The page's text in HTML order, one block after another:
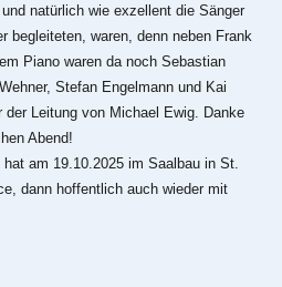
natürlich wie exzellent die Sänger
begleiteten, waren, denn neben Frank
Piano waren da noch Sebastian
Stefan Engelmann und Kai
Leitung von Michael Ewig. Danke
Abend!
am 19.10.2025 im Saalbau in St.
dann hoffentlich auch wieder mit